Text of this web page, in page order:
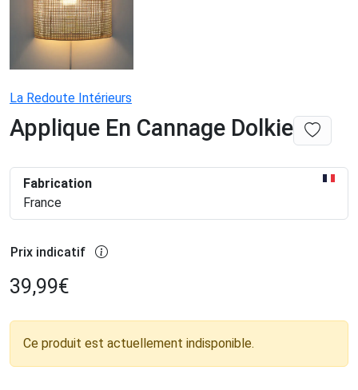
La Redoute Intérieurs
Applique En Cannage Dolkie
Fabrication
France
Prix indicatif
39,99€
Ce produit est actuellement indisponible.